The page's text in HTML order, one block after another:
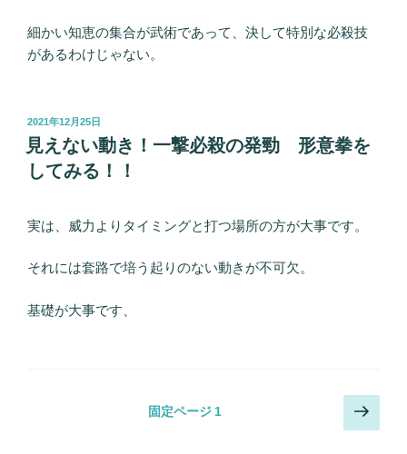
細かい知恵の集合が武術であって、決して特別な必殺技
があるわけじゃない。
投
稿
日:
2021年12月25日
見えない動き！一撃必殺の発勁 形意拳を
してみる！！
実は、威力よりタイミングと打つ場所の方が大事です。
それには套路で培う起りのない動きが不可欠。
基礎が大事です、
固定ページ 1
次
の